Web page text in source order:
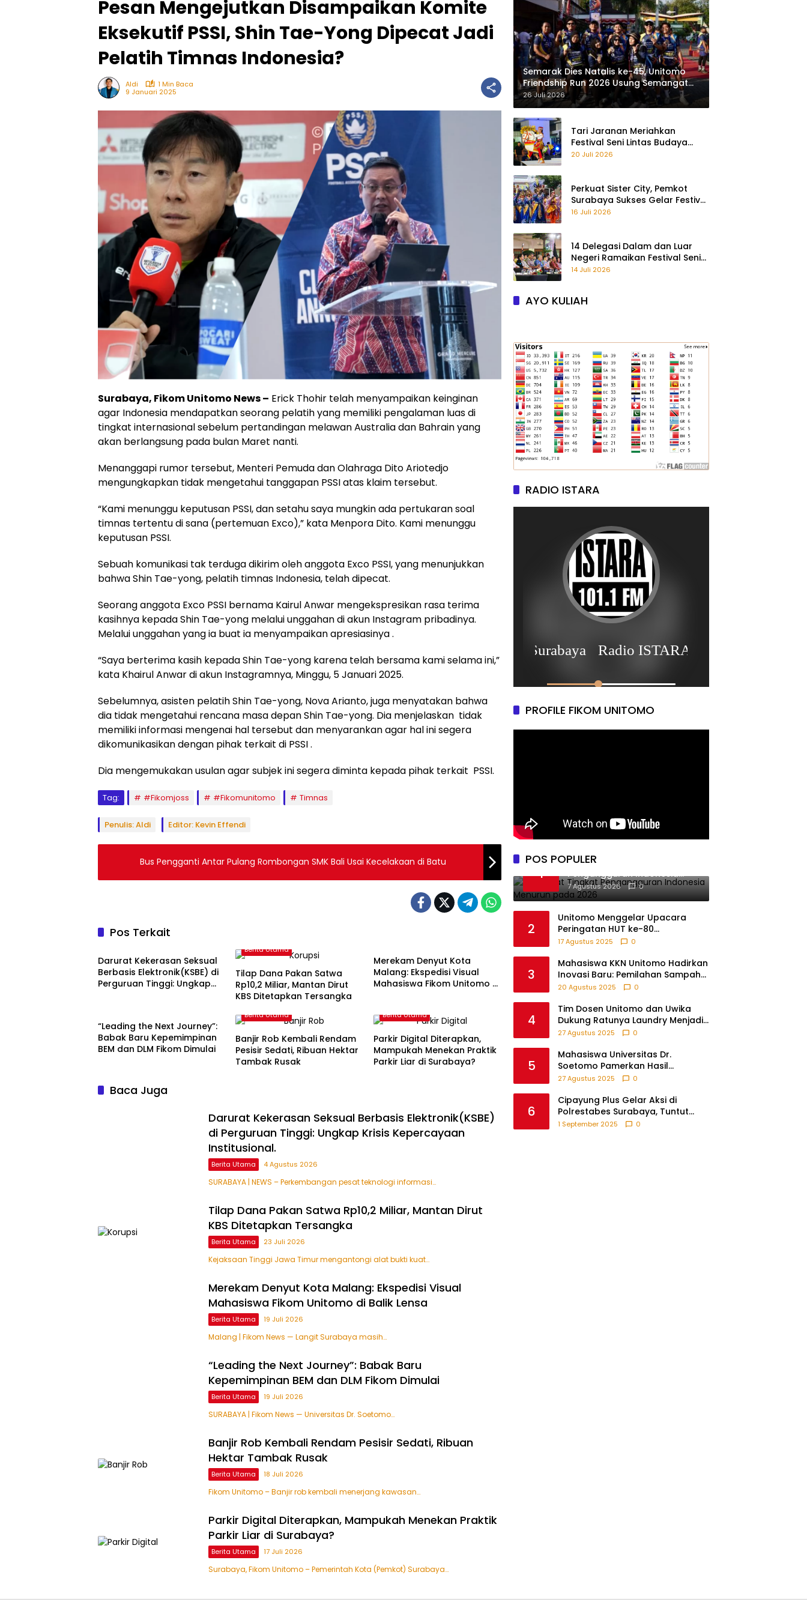
Pesan Mengejutkan Disampaikan Komite
Eksekutif PSSI, Shin Tae-Yong Dipecat Jadi
Pelatih Timnas Indonesia?
Aldi
1 Min Baca
9 Januari 2025
Surabaya, Fikom Unitomo News – Erick Thohir telah menyampaikan keinginan
agar Indonesia mendapatkan seorang pelatih yang memiliki pengalaman luas di
tingkat internasional sebelum pertandingan melawan Australia dan Bahrain yang
akan berlangsung pada bulan Maret nanti.
Menanggapi rumor tersebut, Menteri Pemuda dan Olahraga Dito Ariotedjo
mengungkapkan tidak mengetahui tanggapan PSSI atas klaim tersebut.
“Kami menunggu keputusan PSSI, dan setahu saya mungkin ada pertukaran soal
timnas tertentu di sana (pertemuan Exco),” kata Menpora Dito. Kami menunggu
keputusan PSSI.
Sebuah komunikasi tak terduga dikirim oleh anggota Exco PSSI, yang menunjukkan
bahwa Shin Tae-yong, pelatih timnas Indonesia, telah dipecat.
Seorang anggota Exco PSSI bernama Kairul Anwar mengekspresikan rasa terima
kasihnya kepada Shin Tae-yong melalui unggahan di akun Instagram pribadinya.
Melalui unggahan yang ia buat ia menyampaikan apresiasinya .
“Saya berterima kasih kepada Shin Tae-yong karena telah bersama kami selama ini,”
kata Khairul Anwar di akun Instagramnya, Minggu, 5 Januari 2025.
Sebelumnya, asisten pelatih Shin Tae-yong, Nova Arianto, juga menyatakan bahwa
dia tidak mengetahui rencana masa depan Shin Tae-yong. Dia menjelaskan tidak
memiliki informasi mengenai hal tersebut dan menyarankan agar hal ini segera
dikomunikasikan dengan pihak terkait di PSSI .
Dia mengemukakan usulan agar subjek ini segera diminta kepada pihak terkait PSSI.
Tag: #Fikomjoss #Fikomunitomo Timnas
Penulis: Aldi Editor: Kevin Effendi
Bus Pengganti Antar Pulang Rombongan SMK Bali Usai Kecelakaan di Batu
Pos Terkait
Berita Utama
Darurat Kekerasan Seksual
Berbasis Elektronik(KSBE) di
Perguruan Tinggi: Ungkap
Berita Utama
Tilap Dana Pakan Satwa
Rp10,2 Miliar, Mantan Dirut
KBS Ditetapkan Tersangka
Merekam Denyut Kota
Malang: Ekspedisi Visual
Mahasiswa Fikom Unitomo di
“Leading the Next Journey”:
Babak Baru Kepemimpinan
BEM dan DLM Fikom Dimulai
Berita Utama
Banjir Rob Kembali Rendam
Pesisir Sedati, Ribuan Hektar
Tambak Rusak
Berita Utama
Parkir Digital Diterapkan,
Mampukah Menekan Praktik
Parkir Liar di Surabaya?
Baca Juga
Darurat Kekerasan Seksual Berbasis Elektronik(KSBE)
di Perguruan Tinggi: Ungkap Krisis Kepercayaan
Institusional.
Berita Utama 4 Agustus 2026
SURABAYA | NEWS – Perkembangan pesat teknologi informasi…
Tilap Dana Pakan Satwa Rp10,2 Miliar, Mantan Dirut
KBS Ditetapkan Tersangka
Berita Utama 23 Juli 2026
Kejaksaan Tinggi Jawa Timur mengantongi alat bukti kuat…
Merekam Denyut Kota Malang: Ekspedisi Visual
Mahasiswa Fikom Unitomo di Balik Lensa
Berita Utama 19 Juli 2026
Malang | Fikom News — Langit Surabaya masih…
“Leading the Next Journey”: Babak Baru
Kepemimpinan BEM dan DLM Fikom Dimulai
Berita Utama 19 Juli 2026
SURABAYA | Fikom News — Universitas Dr. Soetomo…
Banjir Rob Kembali Rendam Pesisir Sedati, Ribuan
Hektar Tambak Rusak
Berita Utama 18 Juli 2026
Fikom Unitomo – Banjir rob kembali menerjang kawasan…
Parkir Digital Diterapkan, Mampukah Menekan Praktik
Parkir Liar di Surabaya?
Berita Utama 17 Juli 2026
Surabaya, Fikom Unitomo – Pemerintah Kota (Pemkot) Surabaya…
Semarak Dies Natalis ke-45, Unitomo
Friendship Run 2026 Usung Semangat
“Mlayu Bareng, Sehat Bareng”
26 Juli 2026
Tari Jaranan Meriahkan
Festival Seni Lintas Budaya
2026 di Surabaya
20 Juli 2026
Perkuat Sister City, Pemkot
Surabaya Sukses Gelar Festival
Remo Yosakoi 2026
16 Juli 2026
14 Delegasi Dalam dan Luar
Negeri Ramaikan Festival Seni
Lintas Budaya 2026
14 Juli 2026
AYO KULIAH
RADIO ISTARA
PROFILE FIKOM UNITOMO
POS POPULER
1
BPS Catat Tingkat
Pengangguran Indonesia
Menurun pada 2026
7 Agustus 2026 0
2
Unitomo Menggelar Upacara
Peringatan HUT ke-80
Kemerdekaan RI Bersama Warga
17 Agustus 2025 0
3
Mahasiswa KKN Unitomo Hadirkan
Inovasi Baru: Pemilahan Sampah
Sebelum Setor, Anak-anak Turut
Desa Tanjungsari Probolinggo
20 Agustus 2025 0
4
Tim Dosen Unitomo dan Uwika
Dukung Ratunya Laundry Menjadi
Contoh UMKM Berbasis Teknologi
27 Agustus 2025 0
5
Mahasiswa Universitas Dr.
Soetomo Pamerkan Hasil
Pengabdian melalui Expo KKN di
27 Agustus 2025 0
6
Cipayung Plus Gelar Aksi di
Polrestabes Surabaya, Tuntut
Keadilan atas Kematian
1 September 2025 0